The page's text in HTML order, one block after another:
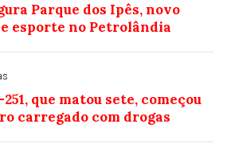
Parque dos Ipês, novo
esporte no Petrolândia
que matou sete, começou
carregado com drogas